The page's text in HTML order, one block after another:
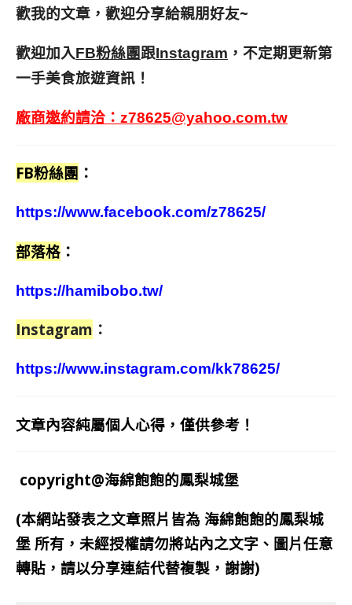
歡我的文章，歡迎分享給親朋好友~
歡迎加入FB粉絲團跟Instagram ，不定期更新第
一手美食旅遊資訊！
廠商邀約請洽： z78625@yahoo.com.tw
FB粉絲團 ：
https://www.facebook.com/z78625/
部落格 ：
https://hamibobo.tw/
Instagram ：
https://www.instagram.com/kk78625/
文章內容純屬個人心得，僅供參考！
copyright@海綿飽飽的鳳梨城堡
(本網站發表之文章照片皆為 海綿飽飽的鳳梨城
堡 所有，未經授權請勿將站內之文字、圖片任意
轉貼，請以分享連結代替複製，謝謝)